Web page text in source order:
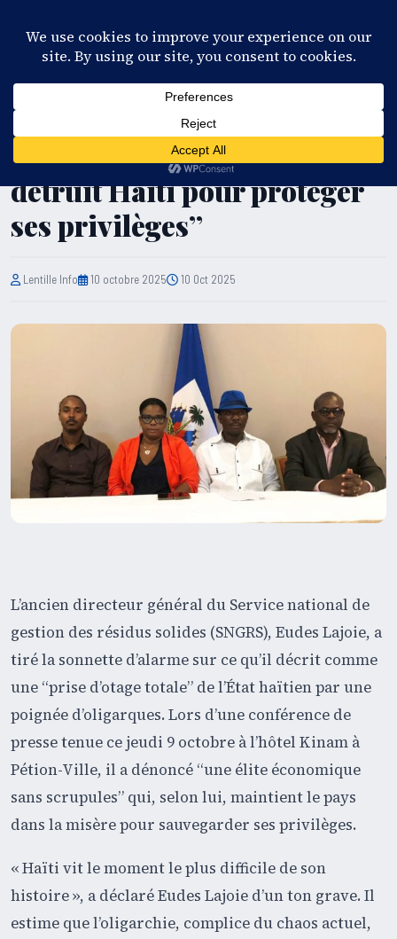
Eudes Lajoie : “L’oligarchie
détruit Haïti pour protéger
ses privilèges”
Lentille Info 10 octobre 2025 10 Oct 2025
L’ancien directeur général du Service national de
gestion des résidus solides (SNGRS), Eudes Lajoie, a
tiré la sonnette d’alarme sur ce qu’il décrit comme
une “prise d’otage totale” de l’État haïtien par une
poignée d’oligarques. Lors d’une conférence de
presse tenue ce jeudi 9 octobre à l’hôtel Kinam à
Pétion-Ville, il a dénoncé “une élite économique
sans scrupules” qui, selon lui, maintient le pays
dans la misère pour sauvegarder ses privilèges.
« Haïti vit le moment le plus difficile de son
histoire », a déclaré Eudes Lajoie d’un ton grave. Il
estime que l’oligarchie, complice du chaos actuel,